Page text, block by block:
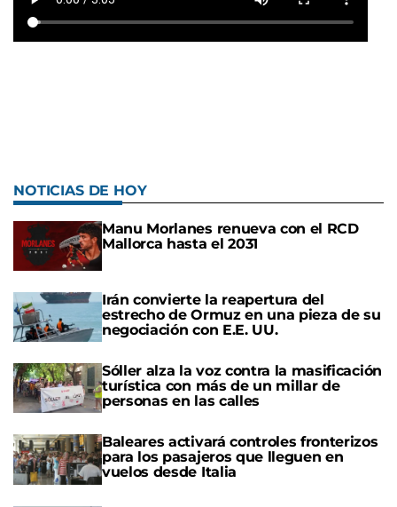
NOTICIAS DE HOY
Manu Morlanes renueva con el RCD
Mallorca hasta el 2031
Irán convierte la reapertura del
estrecho de Ormuz en una pieza de su
negociación con E.E. UU.
Sóller alza la voz contra la masificación
turística con más de un millar de
personas en las calles
Baleares activará controles fronterizos
para los pasajeros que lleguen en
vuelos desde Italia